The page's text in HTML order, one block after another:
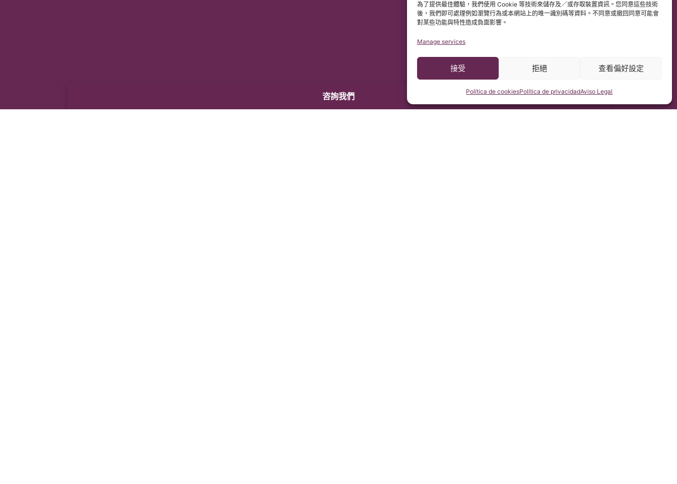
為了提供最佳體驗，我們使用 Cookie 等技術來儲存及／或存取裝置資訊。您同意這些技術
後，我們即可處理例如瀏覽行為或本網站上的唯一識別碼等資料。不同意或撤回同意可能會
對某些功能與特性造成負面影響。
Manage services
接受 拒絕 查看偏好設定
Política de cookiesPolítica de privacidadAviso Legal
咨詢我們